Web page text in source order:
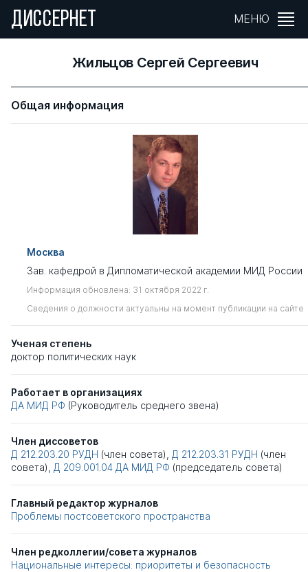
ДИССЕРНЕТ МЕНЮ
Жильцов Сергей Сергеевич
Общая информация
Москва
Зав. кафедрой в Дипломатической академии МИД России
Информация обновлена: 31 октября 2022 г.
Сведения о должности актуальны на момент публикации на сайте
Ученая степень
доктор политических наук
Работает в организациях
ДА МИД РФ (Руководитель среднего звена)
Член диссоветов
Д 212.203.20 РУДН (член совета), Д 212.203.31 РУДН (член
совета), Д 209.001.04 ДА МИД РФ (председатель совета)
Главный редактор журналов
Проблемы постсоветского пространства
Член редколлегии/совета журналов
Национальные интересы: приоритеты и безопасность